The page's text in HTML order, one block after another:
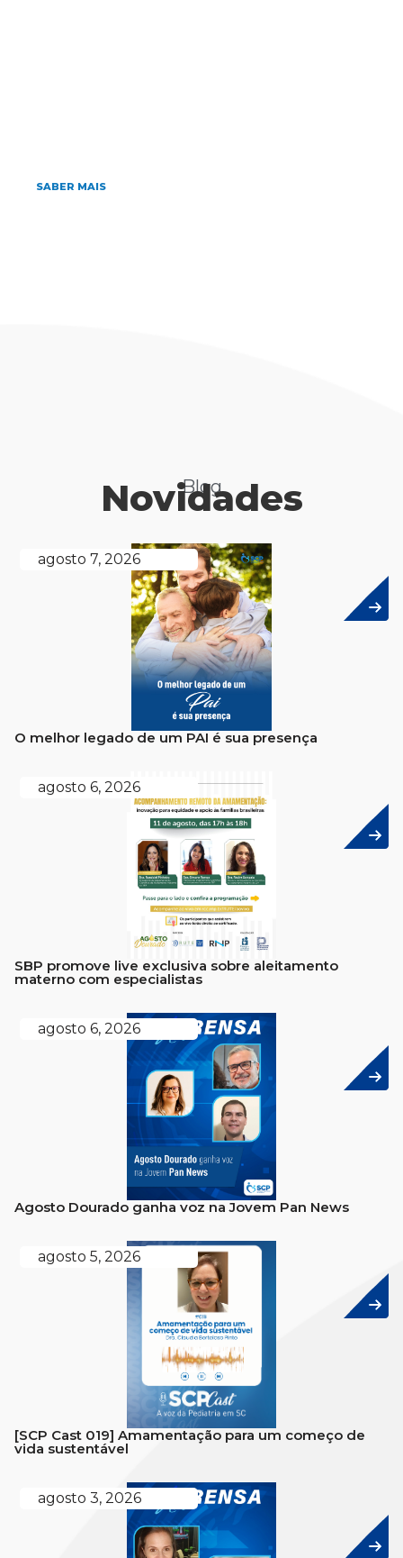
SABER MAIS
Blog
Novidades
agosto 7, 2026
O melhor legado de um PAI é sua presença
agosto 6, 2026
SBP promove live exclusiva sobre aleitamento
materno com especialistas
agosto 6, 2026
Agosto Dourado ganha voz na Jovem Pan News
agosto 5, 2026
[SCP Cast 019] Amamentação para um começo de
vida sustentável
agosto 3, 2026